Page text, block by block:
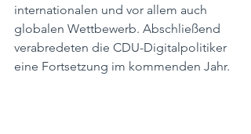
internationalen und vor allem auch
globalen Wettbewerb. Abschließend
verabredeten die CDU-Digitalpolitiker
eine Fortsetzung im kommenden Jahr.